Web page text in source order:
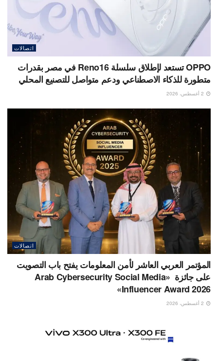
اتصالات
OPPO تستعد لإطلاق سلسلة Reno16 في مصر بقدرات
متطورة للذكاء الاصطناعي ودعم متواصل للتصنيع المحلي
اتصالات
المؤتمر العربي العاشر لأمن المعلومات يفتح باب التصويت
على جائزة «Arab Cybersecurity Social Media
Influencer Award 2026»